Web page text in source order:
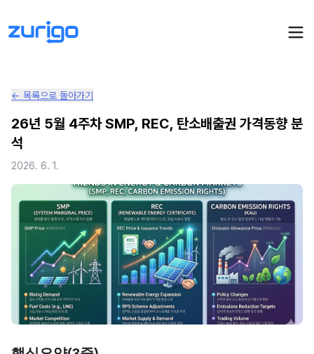
PPA 계약
발전소 PPA 계산
PPA 매칭
PPA 모니터링
PPA 파트너스
전기요금 시뮬레이션 NEW
PPA 매뉴얼
PPA FAQ
AI 컨설턴트 UPDATED
PPA 플레이
인사이트
성공사례
에너지브리핑
단가
회사소개
← 목록으로 돌아가기
26년 5월 4주차 SMP, REC, 탄소배출권 가격동향 분
석
2026. 6. 1.